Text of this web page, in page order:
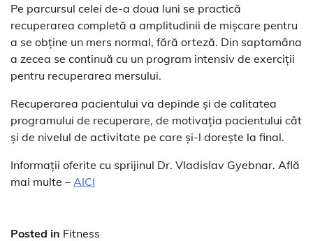
Pe parcursul celei de-a doua luni se practică
recuperarea completă a amplitudinii de mișcare pentru
a se obține un mers normal, fără orteză. Din saptamâna
a zecea se continuă cu un program intensiv de exerciții
pentru recuperarea mersului.
Recuperarea pacientului va depinde și de calitatea
programului de recuperare, de motivația pacientului cât
și de nivelul de activitate pe care și-l dorește la final.
Informații oferite cu sprijinul Dr. Vladislav Gyebnar. Află
mai multe – AICI
Posted in Fitness